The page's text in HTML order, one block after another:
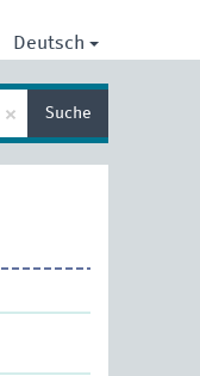
Deutsch
× Suche